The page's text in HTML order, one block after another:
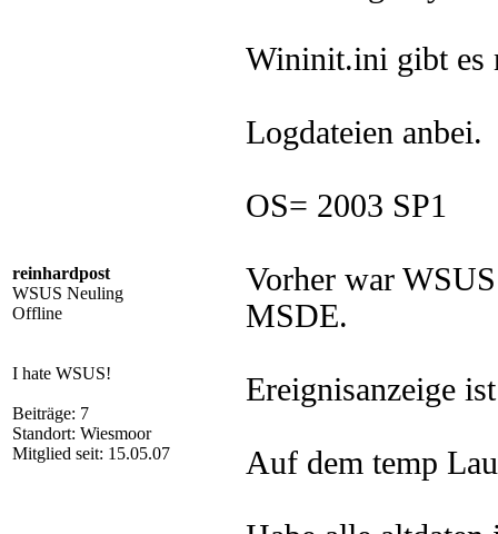
reinhardpost
WSUS Neuling
Offline
I hate WSUS!
Beiträge: 7
Standort: Wiesmoor
Mitglied seit: 15.05.07
Wininit.ini gibt es
Logdateien anbei.
OS= 2003 SP1
Vorher war
MSDE.
Ereignisanzeige
Auf dem temp